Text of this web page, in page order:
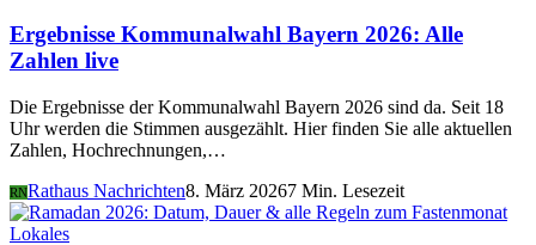
Ergebnisse Kommunalwahl Bayern 2026: Alle
Zahlen live
Die Ergebnisse der Kommunalwahl Bayern 2026 sind da. Seit 18
Uhr werden die Stimmen ausgezählt. Hier finden Sie alle aktuellen
Zahlen, Hochrechnungen,…
RNRathaus Nachrichten8. März 20267 Min. Lesezeit
Lokales